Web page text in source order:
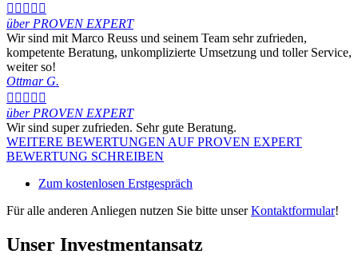
    
über PROVEN EXPERT
Wir sind mit Marco Reuss und seinem Team sehr zufrieden,
kompetente Beratung, unkomplizierte Umsetzung und toller Service,
weiter so!
Ottmar G.
    
über PROVEN EXPERT
Wir sind super zufrieden. Sehr gute Beratung.
WEITERE BEWERTUNGEN AUF PROVEN EXPERT
BEWERTUNG SCHREIBEN
Zum kostenlosen Erstgespräch
Für alle anderen Anliegen nutzen Sie bitte unserKontaktformular!
Unser Investmentansatz